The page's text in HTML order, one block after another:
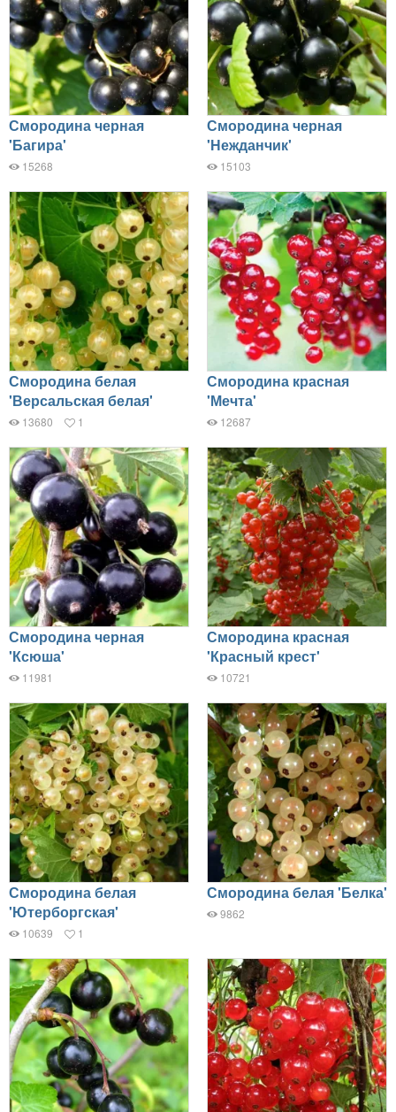
Смородина черная
'Багира'
15268
Смородина черная
'Нежданчик'
15103
Смородина белая
'Версальская белая'
13680 1
Смородина красная
'Мечта'
12687
Смородина черная
'Ксюша'
11981
Смородина красная
'Красный крест'
10721
Смородина белая
'Ютерборгская'
10639 1
Смородина белая 'Белка'
9862